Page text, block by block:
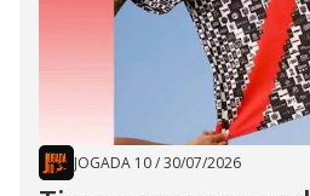
JOGADA 10/30/07/2026